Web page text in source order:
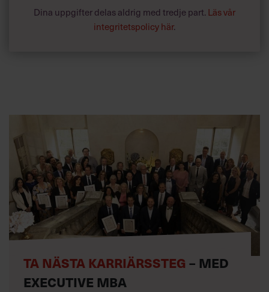
Dina uppgifter delas aldrig med tredje part. Läs vår
integritetspolicy här.
TA NÄSTA KARRIÄRSSTEG – MED
EXECUTIVE MBA